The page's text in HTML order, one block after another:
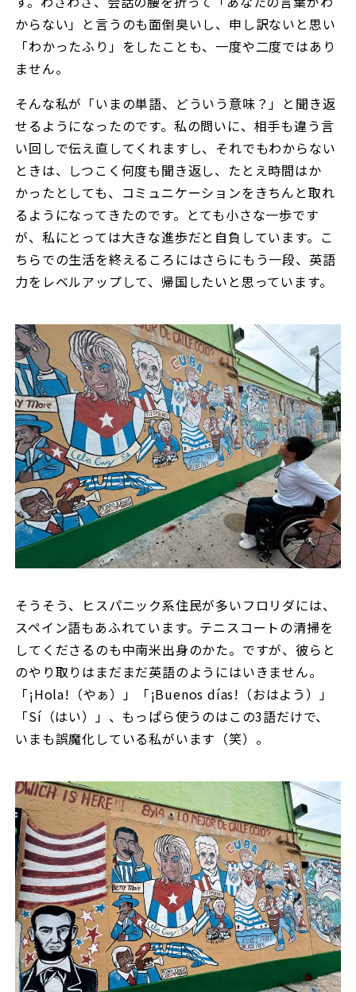
からない」と言うのも面倒臭いし、申し訳ないと思い
「わかったふり」をしたことも、一度や二度ではあり
ません。
そんな私が「いまの単語、どういう意味？」と聞き返
せるようになったのです。私の問いに、相手も違う言
い回しで伝え直してくれますし、それでもわからない
ときは、しつこく何度も聞き返し、たとえ時間はか
かったとしても、コミュニケーションをきちんと取れ
るようになってきたのです。とても小さな一歩です
が、私にとっては大きな進歩だと自負しています。こ
ちらでの生活を終えるころにはさらにもう一段、英語
力をレベルアップして、帰国したいと思っています。
そうそう、ヒスパニック系住民が多いフロリダには、
スペイン語もあふれています。テニスコートの清掃を
してくださるのも中南米出身のかた。ですが、彼らと
のやり取りはまだまだ英語のようにはいきません。
「¡Hola!（やぁ）」「¡Buenos días!（おはよう）」
「Sí（はい）」、もっぱら使うのはこの3語だけで、
いまも誤魔化している私がいます（笑）。